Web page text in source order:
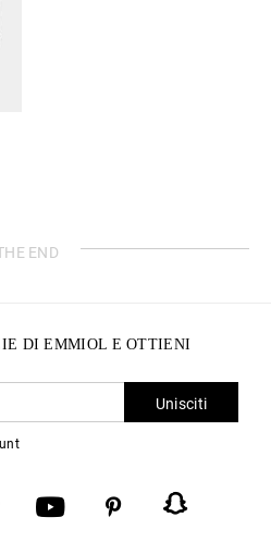
END
DI EMMIOL E OTTIENI
Unisciti